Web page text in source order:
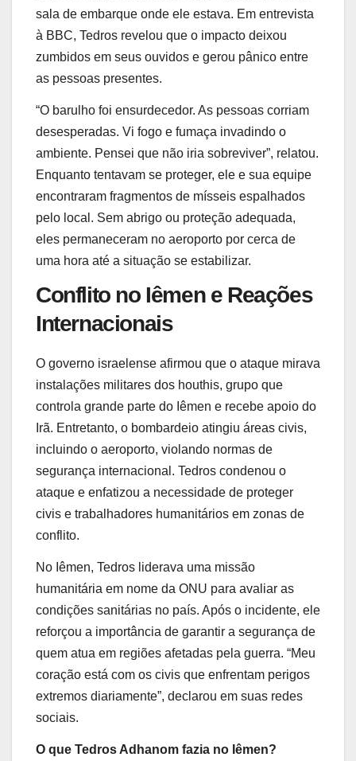
sala de embarque onde ele estava. Em entrevista
à BBC, Tedros revelou que o impacto deixou
zumbidos em seus ouvidos e gerou pânico entre
as pessoas presentes.
“O barulho foi ensurdecedor. As pessoas corriam
desesperadas. Vi fogo e fumaça invadindo o
ambiente. Pensei que não iria sobreviver”, relatou.
Enquanto tentavam se proteger, ele e sua equipe
encontraram fragmentos de mísseis espalhados
pelo local. Sem abrigo ou proteção adequada,
eles permaneceram no aeroporto por cerca de
uma hora até a situação se estabilizar.
Conflito no Iêmen e Reações
Internacionais
O governo israelense afirmou que o ataque mirava
instalações militares dos houthis, grupo que
controla grande parte do Iêmen e recebe apoio do
Irã. Entretanto, o bombardeio atingiu áreas civis,
incluindo o aeroporto, violando normas de
segurança internacional. Tedros condenou o
ataque e enfatizou a necessidade de proteger
civis e trabalhadores humanitários em zonas de
conflito.
No Iêmen, Tedros liderava uma missão
humanitária em nome da ONU para avaliar as
condições sanitárias no país. Após o incidente, ele
reforçou a importância de garantir a segurança de
quem atua em regiões afetadas pela guerra. “Meu
coração está com os civis que enfrentam perigos
extremos diariamente”, declarou em suas redes
sociais.
O que Tedros Adhanom fazia no Iêmen?